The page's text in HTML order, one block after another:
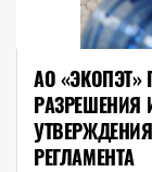
АО
РАЗРЕШЕНИЯ
РЕГЛАМЕНТА